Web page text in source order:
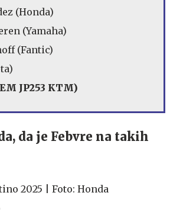
(Honda)
(Yamaha)
(Fantic)
JP253 KTM)
da je Febvre na takih